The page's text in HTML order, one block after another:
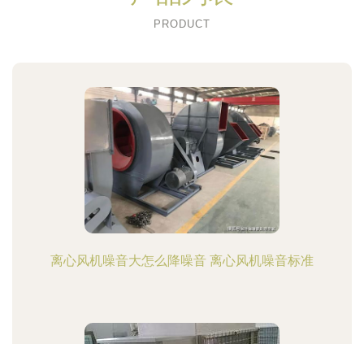
PRODUCT
离心风机噪音大怎么降噪音 离心风机噪音标准